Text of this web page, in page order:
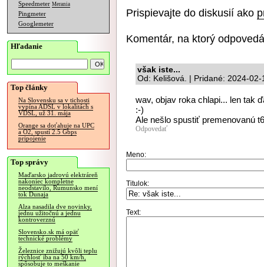
Speedmeter Merania
Pingmeter
Googlemeter
Hľadanie
Top články
Na Slovensku sa v tichosti
vypína ADSL v lokalitách s
VDSL, už 31. mája
Orange sa doťahuje na UPC
a O2, spustí 2.5 Gbps
pripojenie
Top správy
Maďarsko jadrovú elektráreň
nakoniec kompletne
neodstavilo, Rumunsko mení
tok Dunaja
Alza nasadila dve novinky,
jednu užitočnú a jednu
kontroverznú
Slovensko.sk má opäť
technické problémy
Železnice znižujú kvôli teplu
rýchlosť iba na 50 km/h,
spôsobuje to meškanie
Prispievajte do diskusií ako
Komentár, na ktorý
však iste...
Od: Kelišová. | Pridané: 2024-
wav, objav roka chlapi... len tak
:-)
Ale nešlo spustiť premenovanú
Odpovedať
Meno:
Titulok:
Text: